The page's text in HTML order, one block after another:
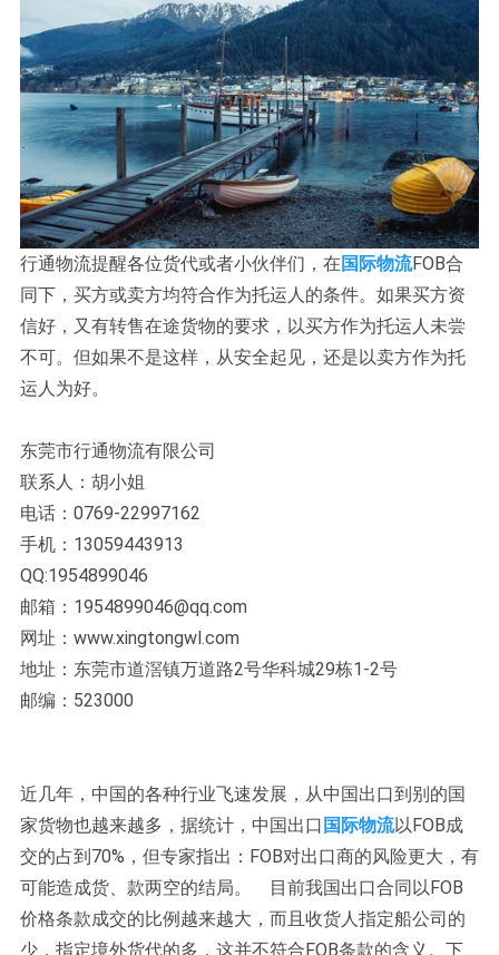
行通物流提醒各位货代或者小伙伴们，在 国际物流FOB合
同下，买方或卖方均符合作为托运人的条件。如果买方资
信好，又有转售在途货物的要求，以买方作为托运人未尝
不可。但如果不是这样，从安全起见，还是以卖方作为托
运人为好。
东莞市行通物流有限公司
联系人：胡小姐
电话：0769-22997162
手机：13059443913
QQ:1954899046
邮箱：1954899046@qq.com
网址：www.xingtongwl.com
地址：东莞市道滘镇万道路2号华科城29栋1-2号
邮编：523000
近几年，中国的各种行业飞速发展，从中国出口到别的国
家货物也越来越多，据统计，中国出口 国际物流以FOB成
交的占到70%，但专家指出：FOB对出口商的风险更大，有
可能造成货、款两空的结局。 目前我国出口合同以FOB
价格条款成交的比例越来越大，而且收货人指定船公司的
少，指定境外货代的多，这并不符合FOB条款的含义。下